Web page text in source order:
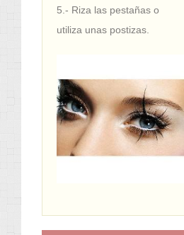
5.- Riza las pestañas o
utiliza unas postizas.